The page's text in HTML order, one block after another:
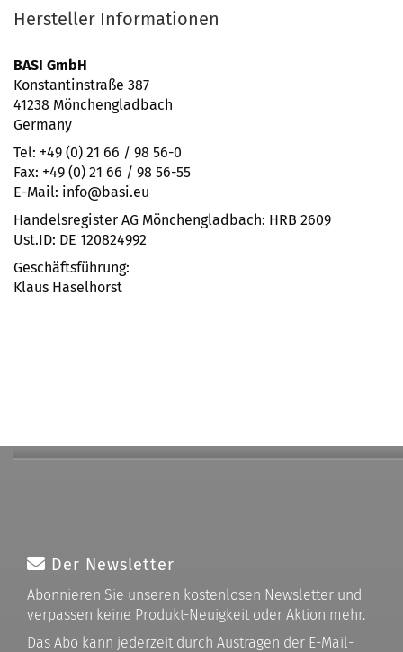
Hersteller Informationen
BASI GmbH
Konstantinstraße 387
41238 Mönchengladbach
Germany
Tel: +49 (0) 21 66 / 98 56-0
Fax: +49 (0) 21 66 / 98 56-55
E-Mail: info@basi.eu
Handelsregister AG Mönchengladbach: HRB 2609
Ust.ID: DE 120824992
Geschäftsführung:
Klaus Haselhorst
Der Newsletter
Abonnieren Sie unseren kostenlosen Newsletter und
verpassen keine Produkt-Neuigkeit oder Aktion mehr.
Das Abo kann jederzeit durch Austragen der E-Mail-